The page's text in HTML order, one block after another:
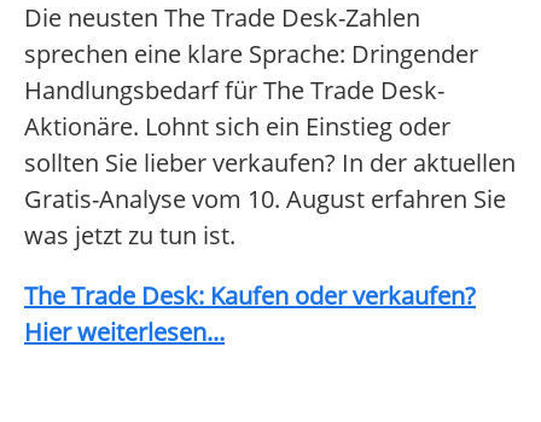
Die neusten The Trade Desk-Zahlen
sprechen eine klare Sprache: Dringender
Handlungsbedarf für The Trade Desk-
Aktionäre. Lohnt sich ein Einstieg oder
sollten Sie lieber verkaufen? In der aktuellen
Gratis-Analyse vom 10. August erfahren Sie
was jetzt zu tun ist.
The Trade Desk: Kaufen oder verkaufen?
Hier weiterlesen...